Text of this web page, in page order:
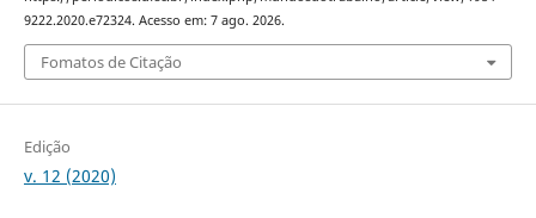
9222.2020.e72324. Acesso em: 7 ago. 2026.
Fomatos de Citação
Edição
v. 12 (2020)